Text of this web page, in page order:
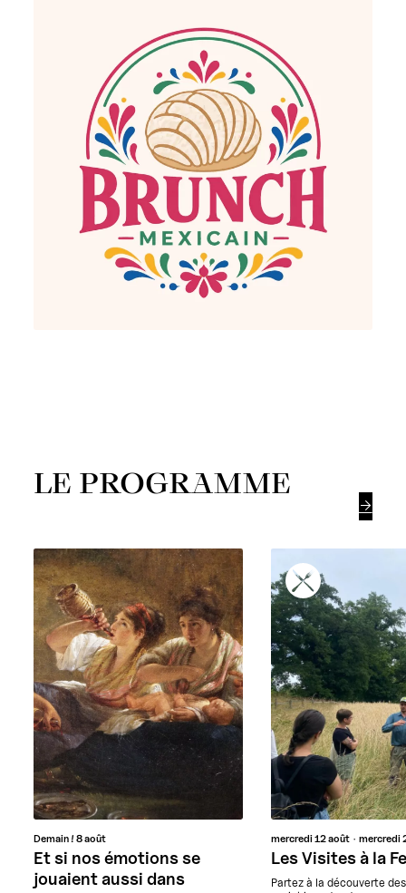
LE PROGRAMME

Demain !8 août
Et si nos émotions se
jouaient aussi dans
mercredi12 août mercredi
Les Visites à la
Partez à la découverte